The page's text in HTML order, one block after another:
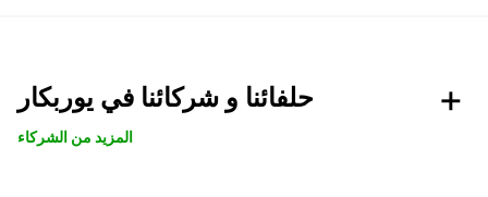
حلفائنا و شركائنا في يوربكار
المزيد من الشركاء